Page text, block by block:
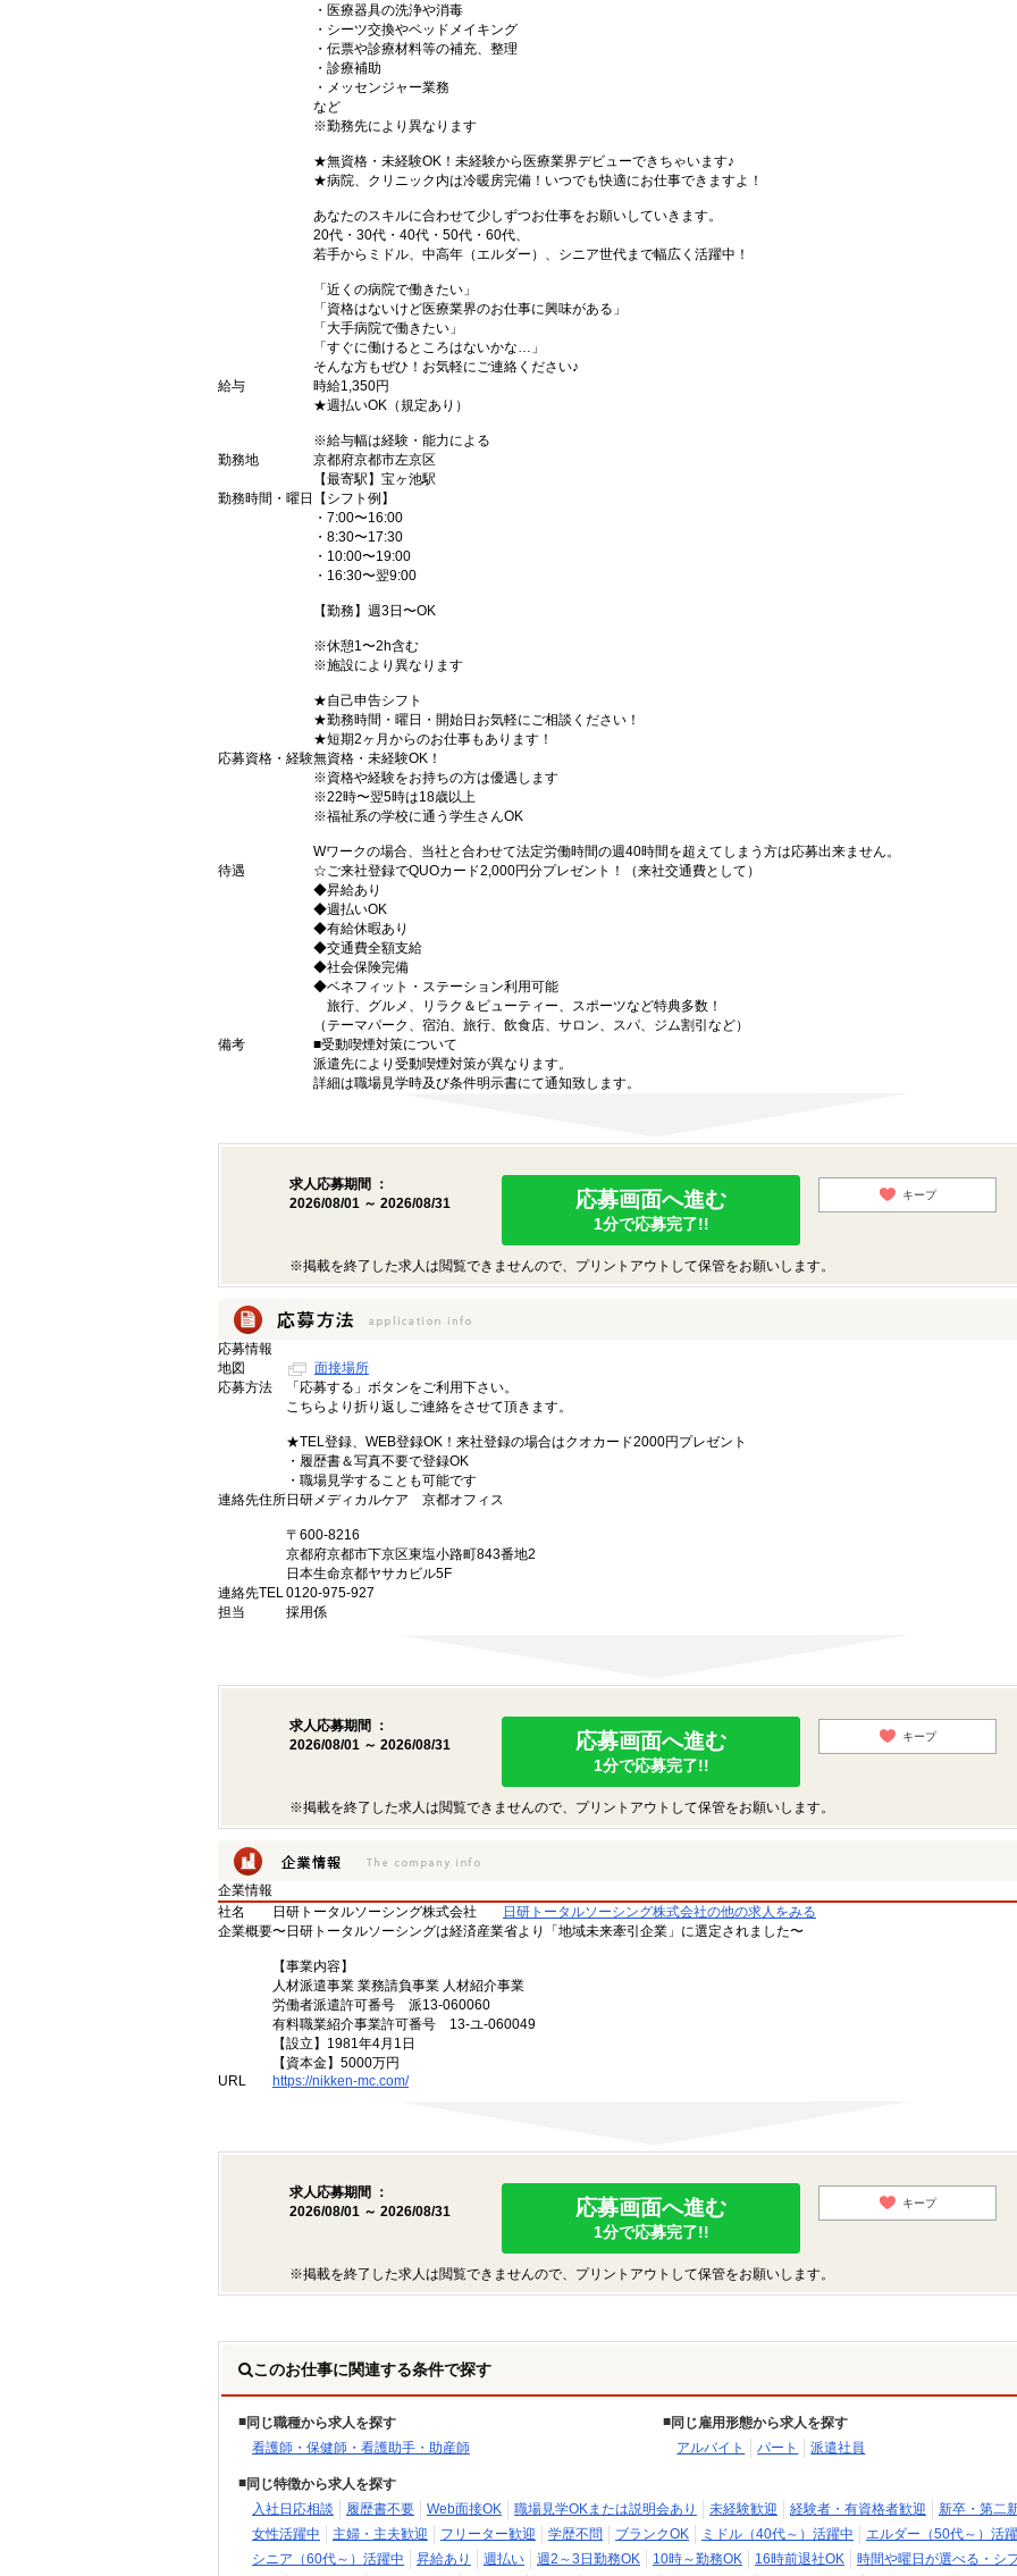
・医療器具の洗浄や消毒
・シーツ交換やベッドメイキング
・伝票や診療材料等の補充、整理
・診療補助
・メッセンジャー業務
など
※勤務先により異なります
★無資格・未経験OK！未経験から医療業界デビューできちゃいます♪
★病院、クリニック内は冷暖房完備！いつでも快適にお仕事できますよ！
あなたのスキルに合わせて少しずつお仕事をお願いしていきます。
20代・30代・40代・50代・60代、
若手からミドル、中高年（エルダー）、シニア世代まで幅広く活躍中！
「近くの病院で働きたい」
「資格はないけど医療業界のお仕事に興味がある」
「大手病院で働きたい」
「すぐに働けるところはないかな…」
そんな方もぜひ！お気軽にご連絡ください♪
給与
時給1,350円
★週払いOK（規定あり）
※給与幅は経験・能力による
勤務地
京都府京都市左京区
【最寄駅】宝ヶ池駅
勤務時間・曜日
【シフト例】
・7:00〜16:00
・8:30〜17:30
・10:00〜19:00
・16:30〜翌9:00
【勤務】週3日〜OK
※休憩1〜2h含む
※施設により異なります
★自己申告シフト
★勤務時間・曜日・開始日お気軽にご相談ください！
★短期2ヶ月からのお仕事もあります！
応募資格・経験無資格・未経験OK！
※資格や経験をお持ちの方は優遇します
※22時〜翌5時は18歳以上
※福祉系の学校に通う学生さんOK
Wワークの場合、当社と合わせて法定労働時間の週40時間を超えてしまう方は応募出来ません。
待遇
☆ご来社登録でQUOカード2,000円分プレゼント！（来社交通費として）
◆昇給あり
◆週払いOK
◆有給休暇あり
◆交通費全額支給
◆社会保険完備
◆ベネフィット・ステーション利用可能
旅行、グルメ、リラク＆ビューティー、スポーツなど特典多数！
（テーマパーク、宿泊、旅行、飲食店、サロン、スパ、ジム割引など）
備考
■受動喫煙対策について
派遣先により受動喫煙対策が異なります。
詳細は職場見学時及び条件明示書にて通知致します。
求人応募期間 ：
2026/08/01 ～ 2026/08/31
応募画面へ進む
1分で応募完了!!
キープ
※掲載を終了した求人は閲覧できませんので、プリントアウトして保管をお願いします。
応募情報
地図
面接場所
応募方法
「応募する」ボタンをご利用下さい。
こちらより折り返しご連絡をさせて頂きます。
★TEL登録、WEB登録OK！来社登録の場合はクオカード2000円プレゼント
・履歴書＆写真不要で登録OK
・職場見学することも可能です
連絡先住所日研メディカルケア 京都オフィス
〒600-8216
京都府京都市下京区東塩小路町843番地2
日本生命京都ヤサカビル5F
連絡先TEL0120-975-927
担当
採用係
求人応募期間 ：
2026/08/01 ～ 2026/08/31
応募画面へ進む
1分で応募完了!!
キープ
※掲載を終了した求人は閲覧できませんので、プリントアウトして保管をお願いします。
企業情報
社名
日研トータルソーシング株式会社
日研トータルソーシング株式会社の他の求人をみる
企業概要〜日研トータルソーシングは経済産業省より「地域未来牽引企業」に選定されました〜
【事業内容】
人材派遣事業 業務請負事業 人材紹介事業
労働者派遣許可番号 派13-060060
有料職業紹介事業許可番号 13-ユ-060049
【設立】1981年4月1日
【資本金】5000万円
URL
https://nikken-mc.com/
求人応募期間 ：
2026/08/01 ～ 2026/08/31
応募画面へ進む
1分で応募完了!!
キープ
※掲載を終了した求人は閲覧できませんので、プリントアウトして保管をお願いします。
このお仕事に関連する条件で探す
同じ職種から求人を探す
看護師・保健師・看護助手・助産師
同じ雇用形態から求人を探す
アルバイト
パート 派遣社員
同じ特徴から求人を探す
入社日応相談
履歴書不要 Web面接OK 職場見学OKまたは説明会あり 未経験歓迎 経験者・有資格者歓迎
新卒・第二
女性活躍中
主婦・主夫歓迎 フリーター歓迎 学歴不問 ブランクOK ミドル（40代～）活躍中
エルダー（50代～）活
シニア（60代～）活躍中
昇給あり 週払い 週2～3日勤務OK 10時～勤務OK 16時前退社OK 時間や曜日が選べる・シ